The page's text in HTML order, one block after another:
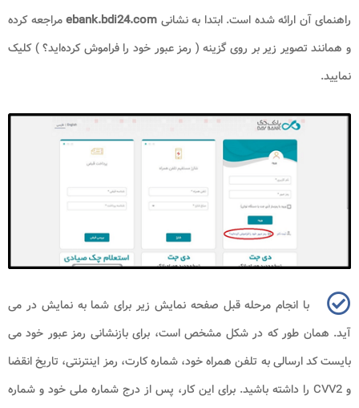
راهنمای آن ارائه شده است. ابتدا به نشانی ebank.bdi24.com​ مراجعه کرده
و همانند تصویر زیر بر روی گزینه ( رمز عبور خود را فراموش کرده‌اید؟ ) کلیک
نمایید.
با انجام مرحله قبل صفحه نمایش زیر برای شما به نمایش در می‌
آید. همان طور که در شکل مشخص است، برای بازنشانی رمز عبور خود می
‌بایست کد ارسالی به تلفن همراه خود، شماره کارت، رمز اینترنتی، تاریخ انقضا
و CVV2 را داشته باشید. برای این کار، پس از درج شماره ملی خود و شماره